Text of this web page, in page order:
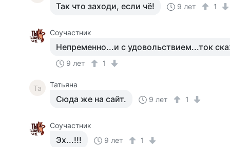
Так что заходи, если чё! 9 лет 1
Соучастник
Непременно...и с удовольствием...ток
9 лет 1
Та Татьяна
Сюда же на сайт. 9 лет 1
Соучастник
Эх...!!! 9 лет 1